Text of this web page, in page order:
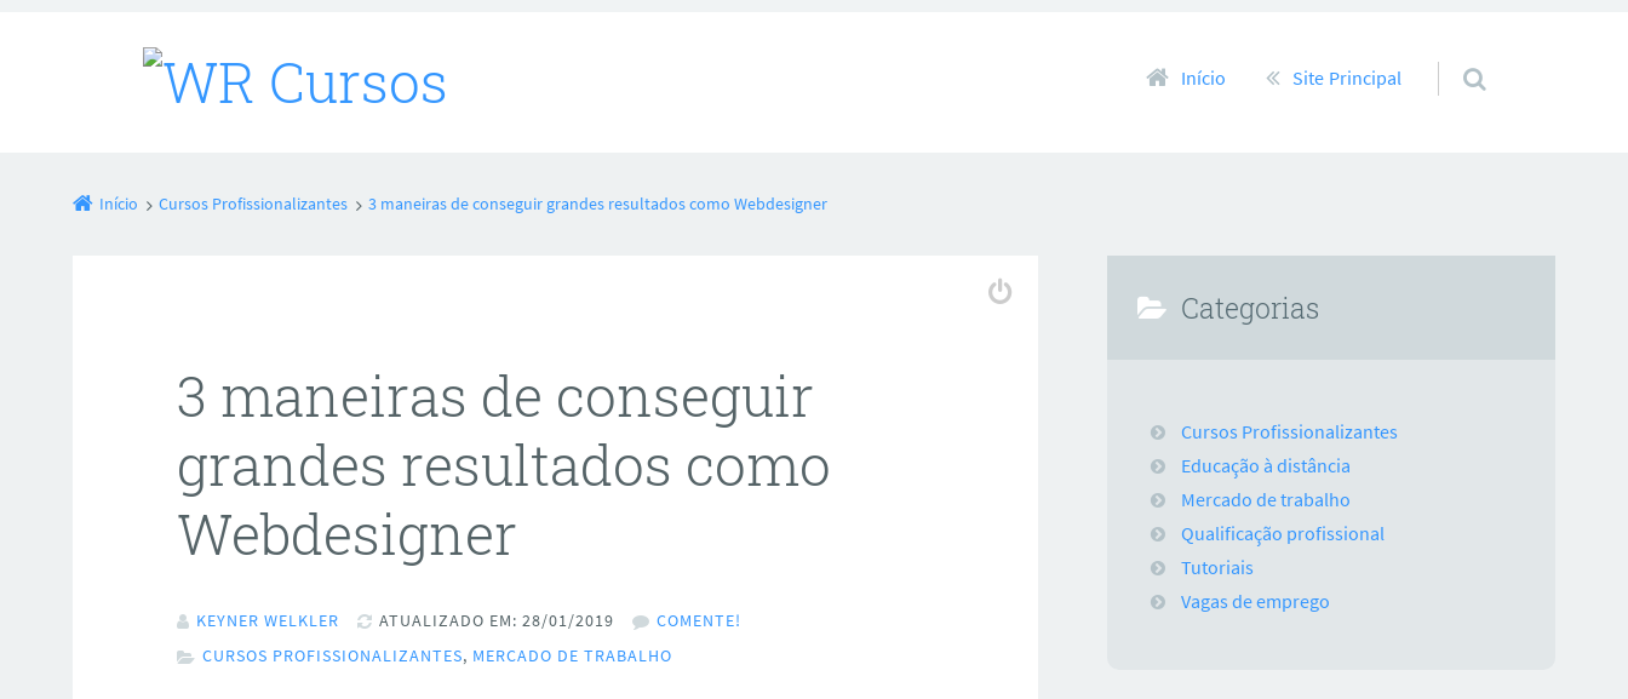
Pular para o conteúdo
Início Site Principal
Início Cursos Profissionalizantes 3 maneiras de conseguir grandes resultados como Webdesigner
3 maneiras de conseguir
grandes resultados como
Webdesigner
KEYNER WELKLER ATUALIZADO EM: 28/01/2019
COMENTE!
CURSOS PROFISSIONALIZANTES, MERCADO DE TRABALHO
Categorias
Cursos Profissionalizantes
Educação à distância
Mercado de trabalho
Qualificação profissional
Tutoriais
Vagas de emprego